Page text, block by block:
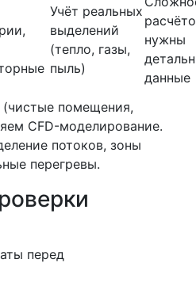
Учёт реальных
выделений
(тепло, газы,
пыль)
нужны
данные
помещения,
CFD-моделирование.
потоков, зоны
перегревы.
перед